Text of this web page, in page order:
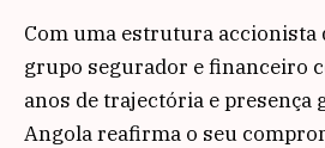
Com uma estrutura accionista
grupo segurador e financeiro
anos de trajectória e presença
Angola reafirma o seu